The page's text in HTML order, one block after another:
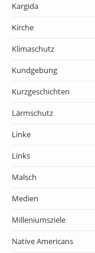
Kargida
Kirche
Klimaschutz
Kundgebung
Kurzgeschichten
Lärmschutz
Linke
Links
Malsch
Medien
Milleniumsziele
Native Americans